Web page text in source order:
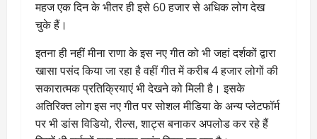
महज एक दिन के भीतर ही इसे 60 हजार से अधिक लोग देख
चुके हैं।
इतना ही नहीं मीना राणा के इस नए गीत को भी जहां दर्शकों द्वारा
खासा पसंद किया जा रहा है वहीं गीत में करीब 4 हजार लोगों की
सकारात्मक प्रतिक्रियाएं भी देखने को मिली है। इसके
अतिरिक्त लोग इस नए गीत पर सोशल मीडिया के अन्य प्लेटफॉर्म
पर भी डांस विडियो, रील्स, शाट्स बनाकर अपलोड कर रहे हैं